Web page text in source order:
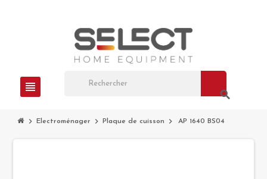
view_headline
search
chevron_right Electroménager chevron_right Plaque de cuisson chevron_right AP 1640 BS04